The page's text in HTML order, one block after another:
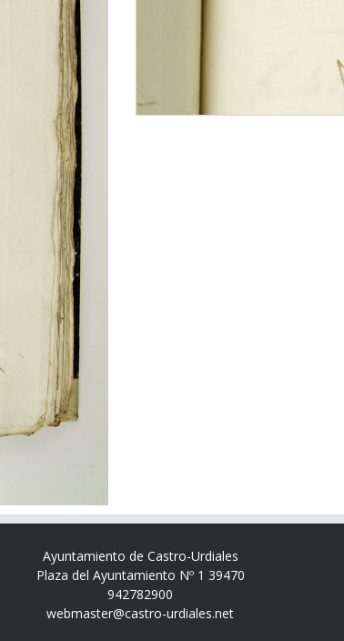
Ayuntamiento de Castro-Urdiales
Plaza del Ayuntamiento Nº 1 39470
942782900
webmaster@castro-urdiales.net